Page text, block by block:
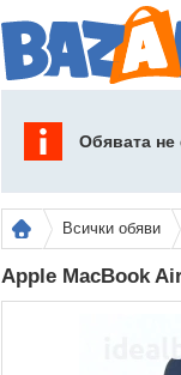
Обявата не
Всички обяви
Apple MacBook